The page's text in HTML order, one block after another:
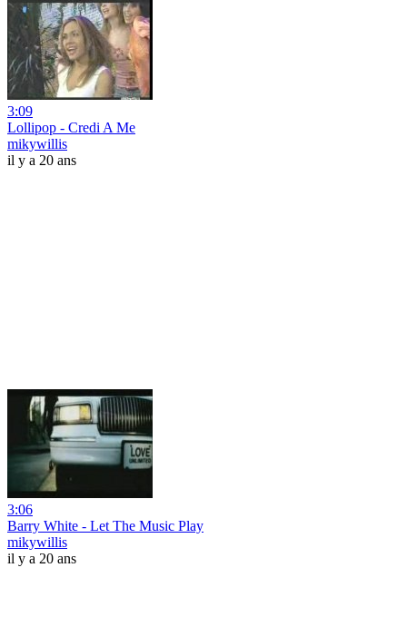
3:09
Lollipop - Credi A Me
mikywillis
il y a 20 ans
3:06
Barry White - Let The Music Play
mikywillis
il y a 20 ans